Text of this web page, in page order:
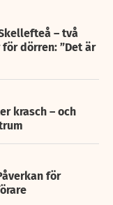
– två
dörren: ”Det är
krasch – och
för